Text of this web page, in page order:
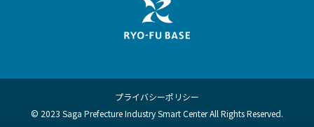
プライバシーポリシー
© 2023 Saga Prefecture Industry Smart Center All Rights Reserved.